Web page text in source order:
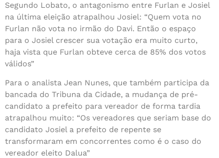
Segundo Lobato, o antagonismo entre Furlan e Josiel
na última eleição atrapalhou Josiel: “Quem vota no
Furlan não vota no irmão do Davi. Então o espaço
para o Josiel crescer sua votação era muito curto,
haja vista que Furlan obteve cerca de 85% dos votos
válidos”
Para o analista Jean Nunes, que também participa da
bancada do Tribuna da Cidade, a mudança de pré-
candidato a prefeito para vereador de forma tardia
atrapalhou muito: “Os vereadores que seriam base do
candidato Josiel a prefeito de repente se
transformaram em concorrentes como é o caso do
vereador eleito Dalua”